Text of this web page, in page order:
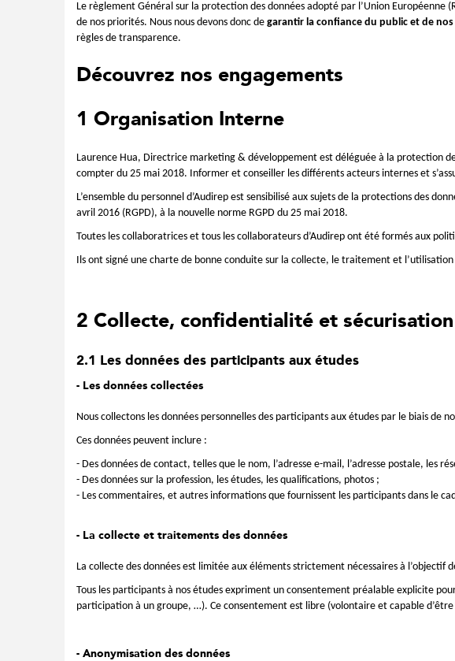
Le règlement Général sur la protection des données adopté par l’Union
de nos priorités. Nous nous devons donc de garantir la confiance du public et de
règles de transparence.
Découvrez nos engagements
1 Organisation Interne
Laurence Hua, Directrice marketing & développement est déléguée à la protection
compter du 25 mai 2018. Informer et conseiller les différents acteurs internes et
L’ensemble du personnel d’Audirep est sensibilisé aux sujets de la protections des
avril 2016 (RGPD), à la nouvelle norme RGPD du 25 mai 2018.
Toutes les collaboratrices et tous les collaborateurs d’Audirep ont été formés aux
Ils ont signé une charte de bonne conduite sur la collecte, le traitement et l’utilisation
2 Collecte, confidentialité et
2.1 Les données des participants aux études
- Les données collectées
Nous collectons les données personnelles des participants aux études par le biais de
Ces données peuvent inclure :
- Des données de contact, telles que le nom, l’adresse e-mail, l’adresse postale, les
- Des données sur la profession, les études, les qualifications, photos ;
- Les commentaires, et autres informations que fournissent les participants dans le
- La collecte et traitements des données
La collecte des données est limitée aux éléments strictement nécessaires à l’objectif
Tous les participants à nos études expriment un consentement préalable explicite
participation à un groupe, …). Ce consentement est libre (volontaire et capable
- Anonymisation des données